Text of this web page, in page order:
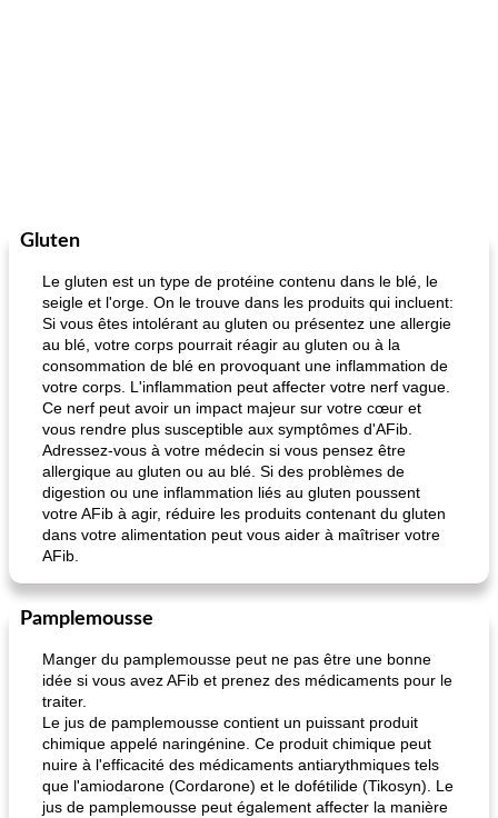
Gluten
Le gluten est un type de protéine contenu dans le blé, le
seigle et l'orge. On le trouve dans les produits qui incluent:
Si vous êtes intolérant au gluten ou présentez une allergie
au blé, votre corps pourrait réagir au gluten ou à la
consommation de blé en provoquant une inflammation de
votre corps. L'inflammation peut affecter votre nerf vague.
Ce nerf peut avoir un impact majeur sur votre cœur et
vous rendre plus susceptible aux symptômes d'AFib.
Adressez-vous à votre médecin si vous pensez être
allergique au gluten ou au blé. Si des problèmes de
digestion ou une inflammation liés au gluten poussent
votre AFib à agir, réduire les produits contenant du gluten
dans votre alimentation peut vous aider à maîtriser votre
AFib.
Pamplemousse
Manger du pamplemousse peut ne pas être une bonne
idée si vous avez AFib et prenez des médicaments pour le
traiter.
Le jus de pamplemousse contient un puissant produit
chimique appelé naringénine. Ce produit chimique peut
nuire à l'efficacité des médicaments antiarythmiques tels
que l'amiodarone (Cordarone) et le dofétilide (Tikosyn). Le
jus de pamplemousse peut également affecter la manière